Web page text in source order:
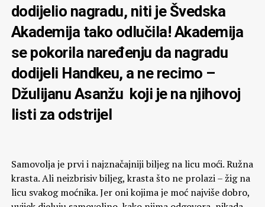
dodijelio nagradu, niti je Švedska
Akademija tako odlučila! Akademija
se pokorila naređenju da nagradu
dodijeli Handkeu, a ne recimo –
Džulijanu Asanžu koji je na njihovoj
listi za odstrijel
Samovolja je prvi i najznačajniji biljeg na licu moći. Ružna
krasta. Ali neizbrisiv biljeg, krasta što ne prolazi – žig na
licu svakog moćnika. Jer oni kojima je moć najviše dobro,